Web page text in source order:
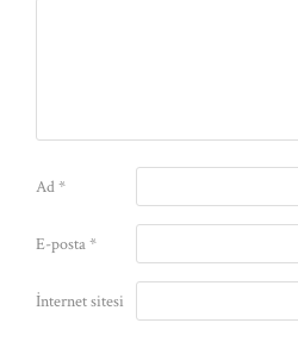
Ad*
E-posta*
İnternet sitesi